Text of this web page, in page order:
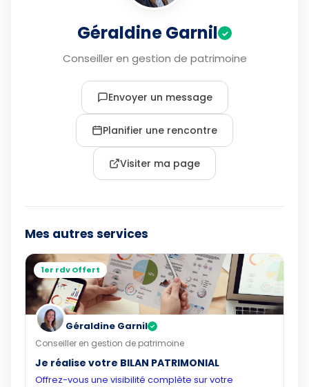
Géraldine Garnil ✓
Conseiller en gestion de patrimoine
Envoyer un message
Planifier une rencontre
Visiter ma page
Mes autres services
1er rdv Offert
Géraldine Garnil ✓
Conseiller en gestion de patrimoine
Je réalise votre BILAN PATRIMONIAL
Offrez-vous une visibilité complète sur votre